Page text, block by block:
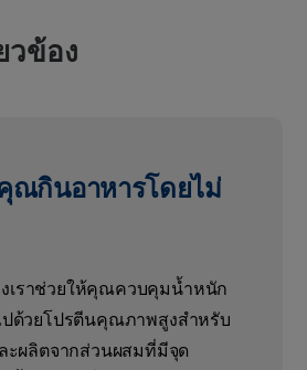
วข้อง
ณกินอาหารโดยไม่
เราช่วยให้คุณควบคุมน้ำหนัก
ด้วยโปรตีนคุณภาพสูงสำหรับ
ะผลิตจากส่วนผสมที่มีจุด